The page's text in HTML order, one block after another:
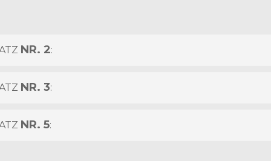
NR. 2:
NR. 3:
NR. 5: